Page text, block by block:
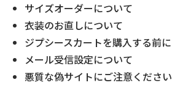
サイズオーダーについて
衣装のお直しについて
ジプシースカートを購入する前に
メール受信設定について
悪質な偽サイトにご注意ください